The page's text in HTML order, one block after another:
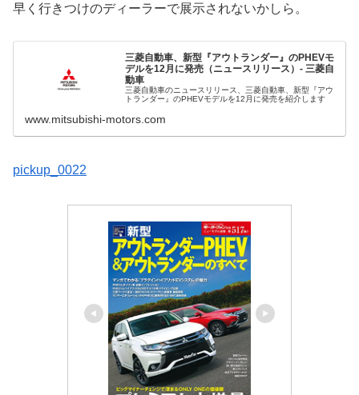
早く行きつけのディーラーで展示されないかしら。
三菱自動車、新型『アウトランダー』のPHEVモ
デルを12月に発売（ニュースリリース）- 三菱自
動車
三菱自動車のニュースリリース、三菱自動車、新型『アウ
トランダー』のPHEVモデルを12月に発売を紹介します
www.mitsubishi-motors.com
pickup_0022